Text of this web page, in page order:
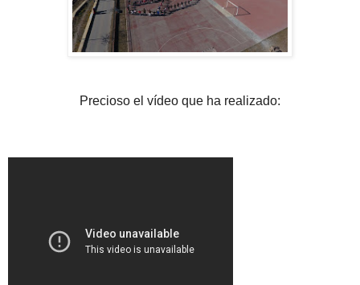
Precioso el vídeo que ha realizado: